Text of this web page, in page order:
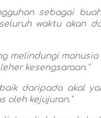
sebagai
waktu akan
melindungi
kesengsaraan."
daripada akal
oleh kejujuran."